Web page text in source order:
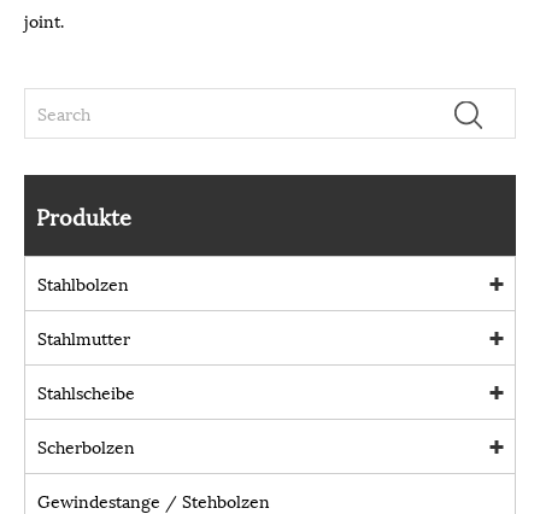
joint.
Produkte
Stahlbolzen
Stahlmutter
Stahlscheibe
Scherbolzen
Gewindestange / Stehbolzen